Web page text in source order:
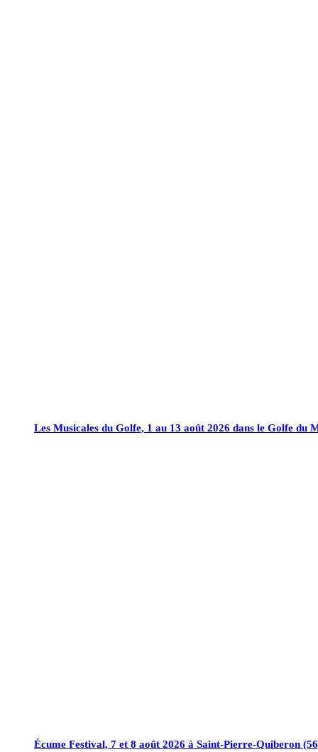
Les Musicales du Golfe, 1 au 13 août 2026 dans le Golfe du
Écume Festival, 7 et 8 août 2026 à Saint-Pierre-Quiberon